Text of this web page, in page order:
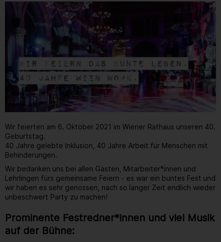
Wir feierten am 6. Oktober 2021 im Wiener Rathaus unseren 40.
Geburtstag.
40 Jahre gelebte Inklusion, 40 Jahre Arbeit für Menschen mit
Behinderungen.
Wir bedanken uns bei allen Gästen, Mitarbeiter*innen und
Lehrlingen fürs gemeinsame Feiern - es war ein buntes Fest und
wir haben es sehr genossen, nach so langer Zeit endlich wieder
unbeschwert Party zu machen!
Prominente Festredner*innen und viel Musik
auf der Bühne: